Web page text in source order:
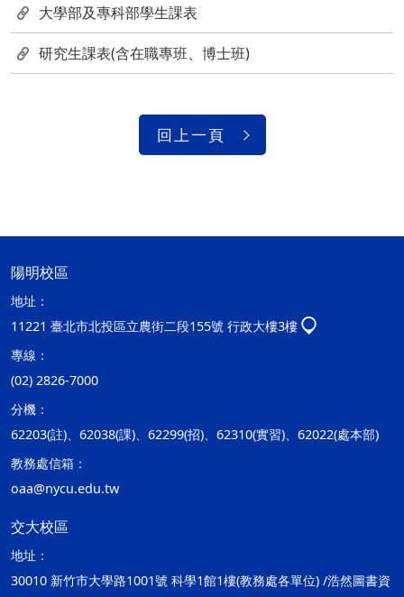
大學部及專科部學生課表
研究生課表(含在職專班、博士班)
回上一頁
陽明校區
地址：
11221 臺北市北投區立農街二段155號 行政大樓3樓
專線：
(02) 2826-7000
分機：
62203(註)、62038(課)、62299(招)、62310(實習)、62022(處本部)
教務處信箱：
oaa@nycu.edu.tw
交大校區
地址：
30010 新竹市大學路1001號 科學1館1樓(教務處各單位) /浩然圖書資